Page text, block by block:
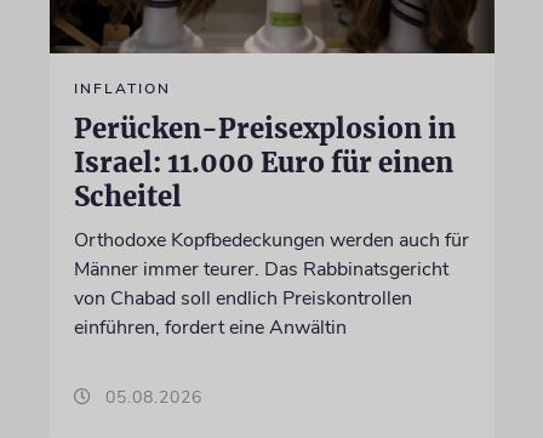
INFLATION
Perücken-Preisexplosion in
Israel: 11.000 Euro für einen
Scheitel
Orthodoxe Kopfbedeckungen werden auch für
Männer immer teurer. Das Rabbinatsgericht
von Chabad soll endlich Preiskontrollen
einführen, fordert eine Anwältin
05.08.2026